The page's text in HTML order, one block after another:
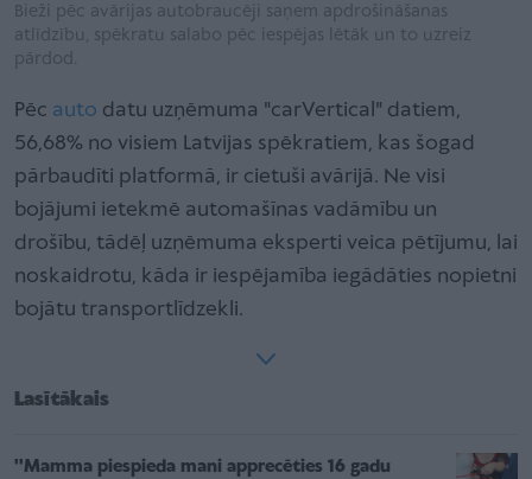
Bieži pēc avārijas autobraucēji saņem apdrošināšanas
atlīdzību, spēkratu salabo pēc iespējas lētāk un to uzreiz
pārdod.
Pēc auto datu uzņēmuma "carVertical" datiem,
56,68% no visiem Latvijas spēkratiem, kas šogad
pārbaudīti platformā, ir cietuši avārijā. Ne visi
bojājumi ietekmē automašīnas vadāmību un
drošību, tādēļ uzņēmuma eksperti veica pētījumu, lai
noskaidrotu, kāda ir iespējamība iegādāties nopietni
bojātu transportlīdzekli.
Lasītākais
''Mamma piespieda mani apprecēties 16 gadu